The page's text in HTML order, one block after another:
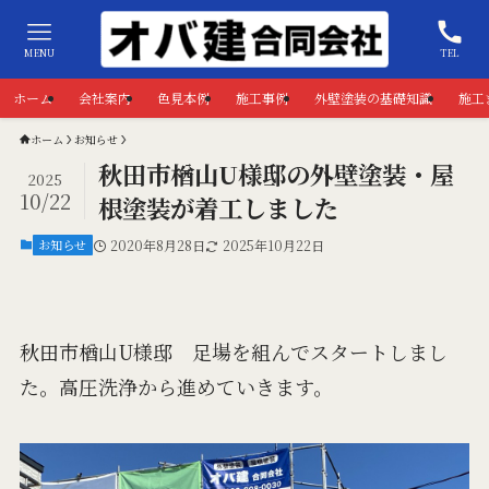
TEL
MENU
ホーム 会社案内 色見本例 施工事例 外壁塗装の基礎知識 施工
ホーム お知らせ
秋田市楢山U様邸の外壁塗装・屋
根塗装が着工しました
2025
10/22
お知らせ 2020年8月28日 2025年10月22日
秋田市楢山U様邸 足場を組んでスタートしまし
た。高圧洗浄から進めていきます。